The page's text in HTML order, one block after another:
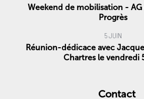
Weekend de mobilisation - AG de Solidarité &
Progrès
5 JUIN
Réunion-dédicace avec Jacques Cheminade à
Chartres le vendredi
Contact